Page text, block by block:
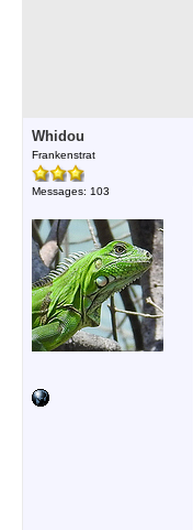
Whidou
Frankenstrat
Messages: 103